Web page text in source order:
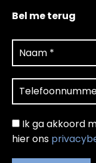
Bel me terug
Ik ga akkoord
hier ons